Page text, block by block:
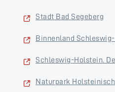
Stadt Bad Segeberg
Binnenland
Schleswig-Holstein.
Naturpark